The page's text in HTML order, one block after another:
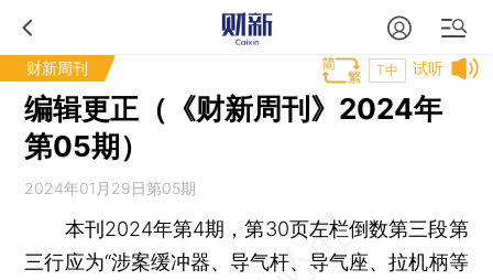
财新周刊 试听
T中
编辑更正（《财新周刊》2024年
第05期）
2024年01月29日第05期
本刊2024年第4期，第30页左栏倒数第三段第
三行应为“涉案缓冲器、导气杆、导气座、拉机柄等